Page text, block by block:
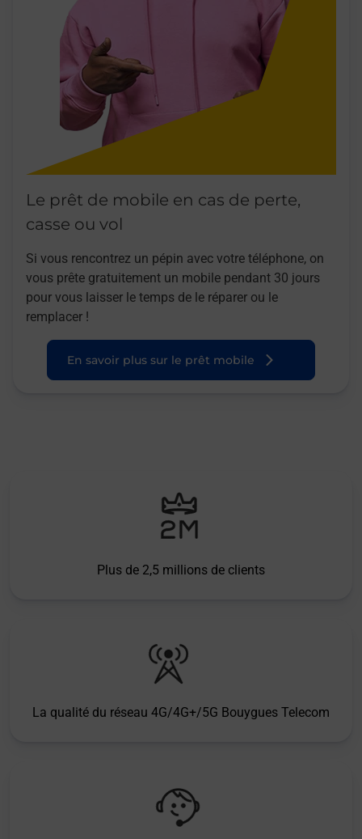
Le prêt de mobile en cas de perte,
casse ou vol
Si vous rencontrez un pépin avec votre téléphone, on
vous prête gratuitement un mobile pendant 30 jours
pour vous laisser le temps de le réparer ou le
remplacer !
En savoir plus sur le prêt mobile
Plus de 2,5 millions de clients
La qualité du réseau 4G/4G+/5G Bouygues Telecom